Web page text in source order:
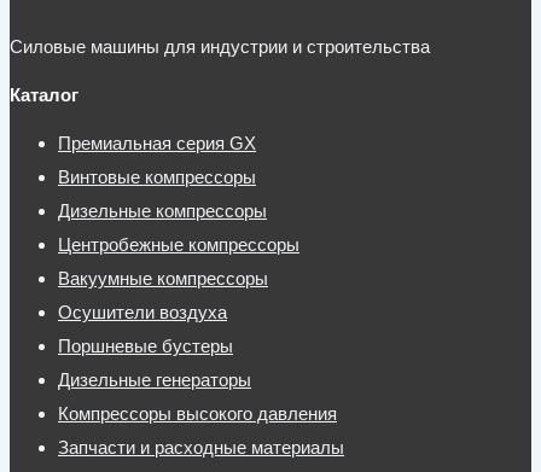
Силовые машины для индустрии и строительства
Каталог
Премиальная серия GX
Винтовые компрессоры
Дизельные компрессоры
Центробежные компрессоры
Вакуумные компрессоры
Осушители воздуха
Поршневые бустеры
Дизельные генераторы
Компрессоры высокого давления
Запчасти и расходные материалы